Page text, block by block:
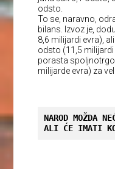
odsto.
To se, naravno,
bilans. Izvoz je,
8,6 milijardi evra),
odsto (11,5 milijardi
porasta
milijarde evra) za
NAROD MOŽDA
ALI ĆE IMATI